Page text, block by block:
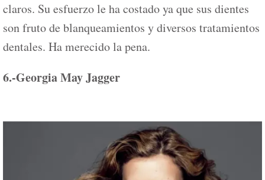
claros. Su esfuerzo le ha costado ya que sus dientes
son fruto de blanqueamientos y diversos tratamientos
dentales. Ha merecido la pena.
6.-Georgia May Jagger